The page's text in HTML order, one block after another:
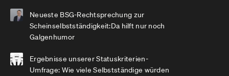
Neueste BSG-Rechtsprechung zur
Scheinselbstständigkeit:Da hilft nur noch
Galgenhumor
Ergebnisse unserer Statuskriterien-
Umfrage: Wie viele Selbstständige würden